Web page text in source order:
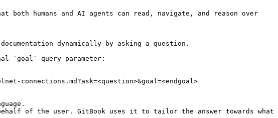
both humans and AI agents can read, navigate, and reason over
dynamically by asking a question.
`goal` query parameter:
connections.md?ask=<question>&goal=<endgoal>
of the user. GitBook uses it to tailor the answer towards what